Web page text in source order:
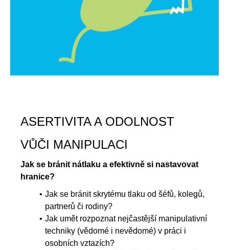
ASERTIVITA A ODOLNOST
VŮČI MANIPULACI
Jak se bránit nátlaku a efektivně si nastavovat
hranice?
Jak se bránit skrytému tlaku od šéfů, kolegů,
partnerů či rodiny?
Jak umět rozpoznat nejčastější manipulativní
techniky (vědomé i nevědomé) v práci i
osobních vztazích?